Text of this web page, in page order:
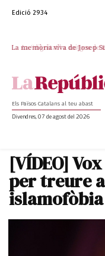
Edició 2934
La memòria viva de Josep
La “dignitat” a mitges de
Els Països Catalans al teu abast
Divendres, 07 de agost del 2026
[VÍDEO]
per treure
islamofòbia